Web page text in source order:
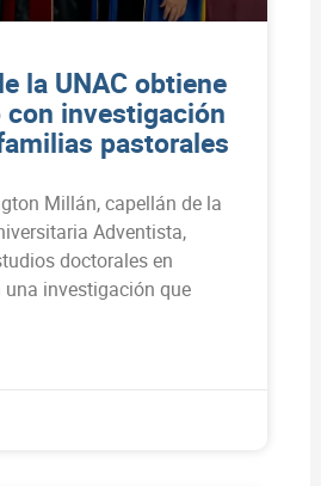
la UNAC obtiene
investigación
pastorales
Millán, capellán de la
Adventista,
doctorales en
una investigación que